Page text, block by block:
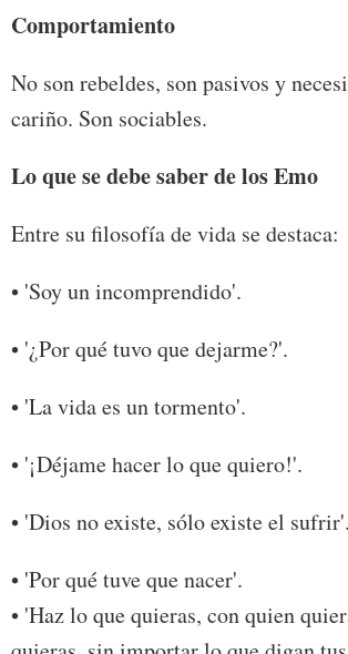
Comportamiento
No son rebeldes, son pasivos y
cariño. Son sociables.
Lo que se debe saber de los Emo
Entre su filosofía de vida se destaca:
• 'Soy un incomprendido'.
• '¿Por qué tuvo que dejarme?'.
• 'La vida es un tormento'.
• '¡Déjame hacer lo que quiero!'.
• 'Dios no existe, sólo existe el sufrir'.
• 'Por qué tuve que nacer'.
• 'Haz lo que quieras, con quien